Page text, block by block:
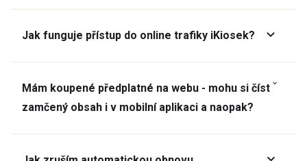
Jak funguje přístup do online trafiky iKiosek?
Mám koupené předplatné na webu - mohu si číst
zamčený obsah i v mobilní aplikaci a naopak?